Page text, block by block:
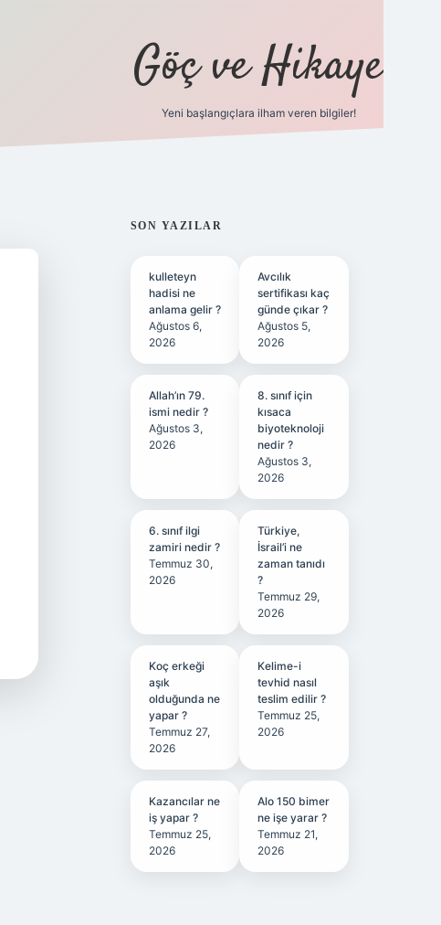
Göç ve Hikaye
Yeni başlangıçlara ilham veren bilgiler!
SIDEBAR
SON YAZILAR
kulleteyn
hadisi ne
anlama gelir ?
Ağustos 6,
2026
Avcılık
sertifikası kaç
günde çıkar ?
Ağustos 5,
2026
Allah’ın 79.
ismi nedir ?
Ağustos 3,
2026
8. sınıf için
kısaca
biyoteknoloji
nedir ?
Ağustos 3,
2026
6. sınıf ilgi
zamiri nedir ?
Temmuz 30,
2026
Türkiye,
İsrail’i ne
zaman tanıdı
?
Temmuz 29,
2026
Koç erkeği
aşık
olduğunda ne
yapar ?
Temmuz 27,
2026
Kelime-i
tevhid nasıl
teslim edilir ?
Temmuz 25,
2026
Kazancılar ne
iş yapar ?
Temmuz 25,
2026
Alo 150 bimer
ne işe yarar ?
Temmuz 21,
2026